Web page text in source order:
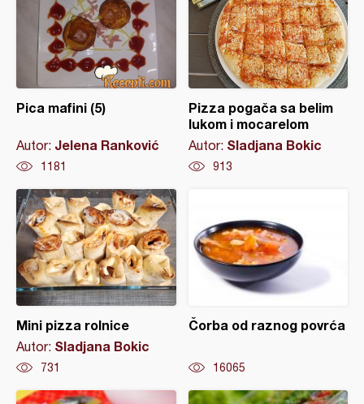
Pica mafini (5)
Autor: Jelena Ranković
1181
Pizza pogača sa belim
lukom i mocarelom
Autor: Sladjana Bokic
913
Mini pizza rolnice
Autor: Sladjana Bokic
731
Čorba od raznog povrća
16065